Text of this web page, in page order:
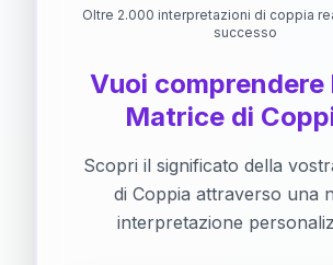
Oltre 2.000 interpretazioni di coppia
successo
Vuoi comprendere
Matrice di
Scopri il significato della
di Coppia attraverso una
interpretazione